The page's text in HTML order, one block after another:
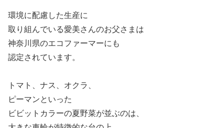
環境に配慮した生産に
取り組んでいる愛美さんのお父さまは
神奈川県のエコファーマーにも
認定されています。
トマト、ナス、オクラ、
ピーマンといった
ビビットカラーの夏野菜が並ぶのは、